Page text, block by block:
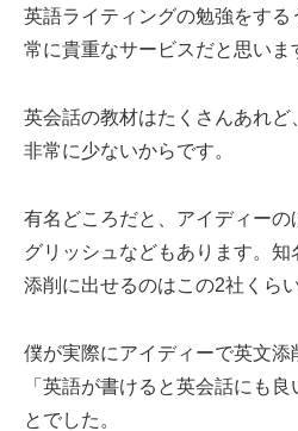
英語ライティングの勉強をす
常に貴重なサービスだと思いま
英会話の教材はたくさんあれ
非常に少ないからです。
有名どころだと、アイディー
グリッシュなどもあります。
添削に出せるのはこの2社くら
僕が実際にアイディーで英文
「英語が書けると英会話にも
とでした。